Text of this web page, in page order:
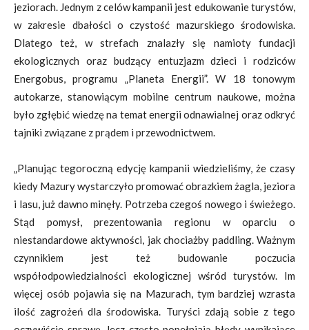
jeziorach. Jednym z celów kampanii jest edukowanie turystów,
w zakresie dbałości o czystość mazurskiego środowiska.
Dlatego też, w strefach znalazły się namioty fundacji
ekologicznych oraz budzący entuzjazm dzieci i rodziców
Energobus, programu „Planeta Energii”. W 18 tonowym
autokarze, stanowiącym mobilne centrum naukowe, można
było zgłębić wiedzę na temat energii odnawialnej oraz odkryć
tajniki związane z prądem i przewodnictwem.
„Planując tegoroczną edycję kampanii wiedzieliśmy, że czasy
kiedy Mazury wystarczyło promować obrazkiem żagla, jeziora
i lasu, już dawno minęły. Potrzeba czegoś nowego i świeżego.
Stąd pomysł, prezentowania regionu w oparciu o
niestandardowe aktywności, jak chociażby paddling. Ważnym
czynnikiem jest też budowanie poczucia
współodpowiedzialności ekologicznej wśród turystów. Im
więcej osób pojawia się na Mazurach, tym bardziej wzrasta
ilość zagrożeń dla środowiska. Turyści zdają sobie z tego